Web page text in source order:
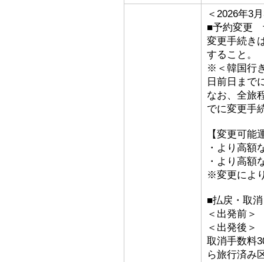
＜2026年3
■予約変更
変更手続き
すること。
※＜韓国行
日前日まで
なお、全旅
でに変更手
【変更可能
・より高額
・より高額
※変更によ
■払戻・取
＜出発前＞
＜出発後＞
取消手数料
ら旅行済み